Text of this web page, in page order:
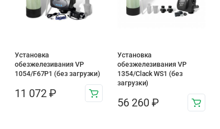
Установка
обезжелезивания VP
1054/F67P1 (без загрузки)
11 072 ₽
Установка
обезжелезивания VP
1354/Clack WS1 (без
загрузки)
56 260 ₽